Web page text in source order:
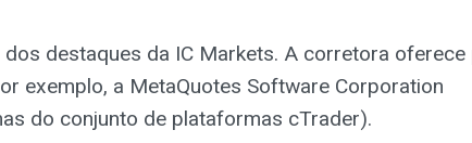
destaques da IC Markets. A corretora
exemplo, a MetaQuotes Software Corporation
do conjunto de plataformas cTrader).